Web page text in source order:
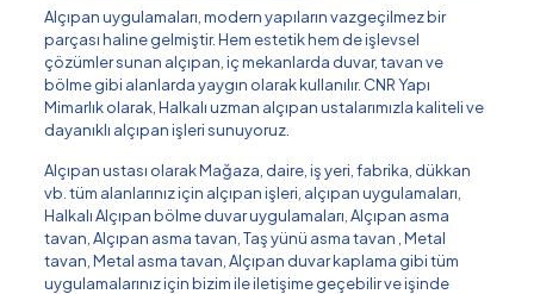
Alçıpan uygulamaları, modern yapıların vazgeçilmez bir
parçası haline gelmiştir. Hem estetik hem de işlevsel
çözümler sunan alçıpan, iç mekanlarda duvar, tavan ve
bölme gibi alanlarda yaygın olarak kullanılır. CNR Yapı
Mimarlık olarak, Halkalı uzman alçıpan ustalarımızla kaliteli ve
dayanıklı alçıpan işleri sunuyoruz.
Alçıpan ustası olarak Mağaza, daire, iş yeri, fabrika, dükkan
vb. tüm alanlarınız için alçıpan işleri, alçıpan uygulamaları,
Halkalı Alçıpan bölme duvar uygulamaları, Alçıpan asma
tavan, Alçıpan asma tavan, Taş yünü asma tavan , Metal
tavan, Metal asma tavan, Alçıpan duvar kaplama gibi tüm
uygulamalarınız için bizim ile iletişime geçebilir ve işinde